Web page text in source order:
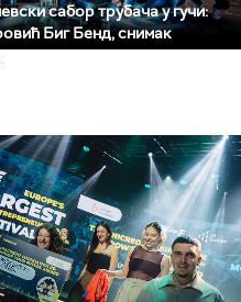
сабор трубача у гучи:
Биг Бeнд, снимак